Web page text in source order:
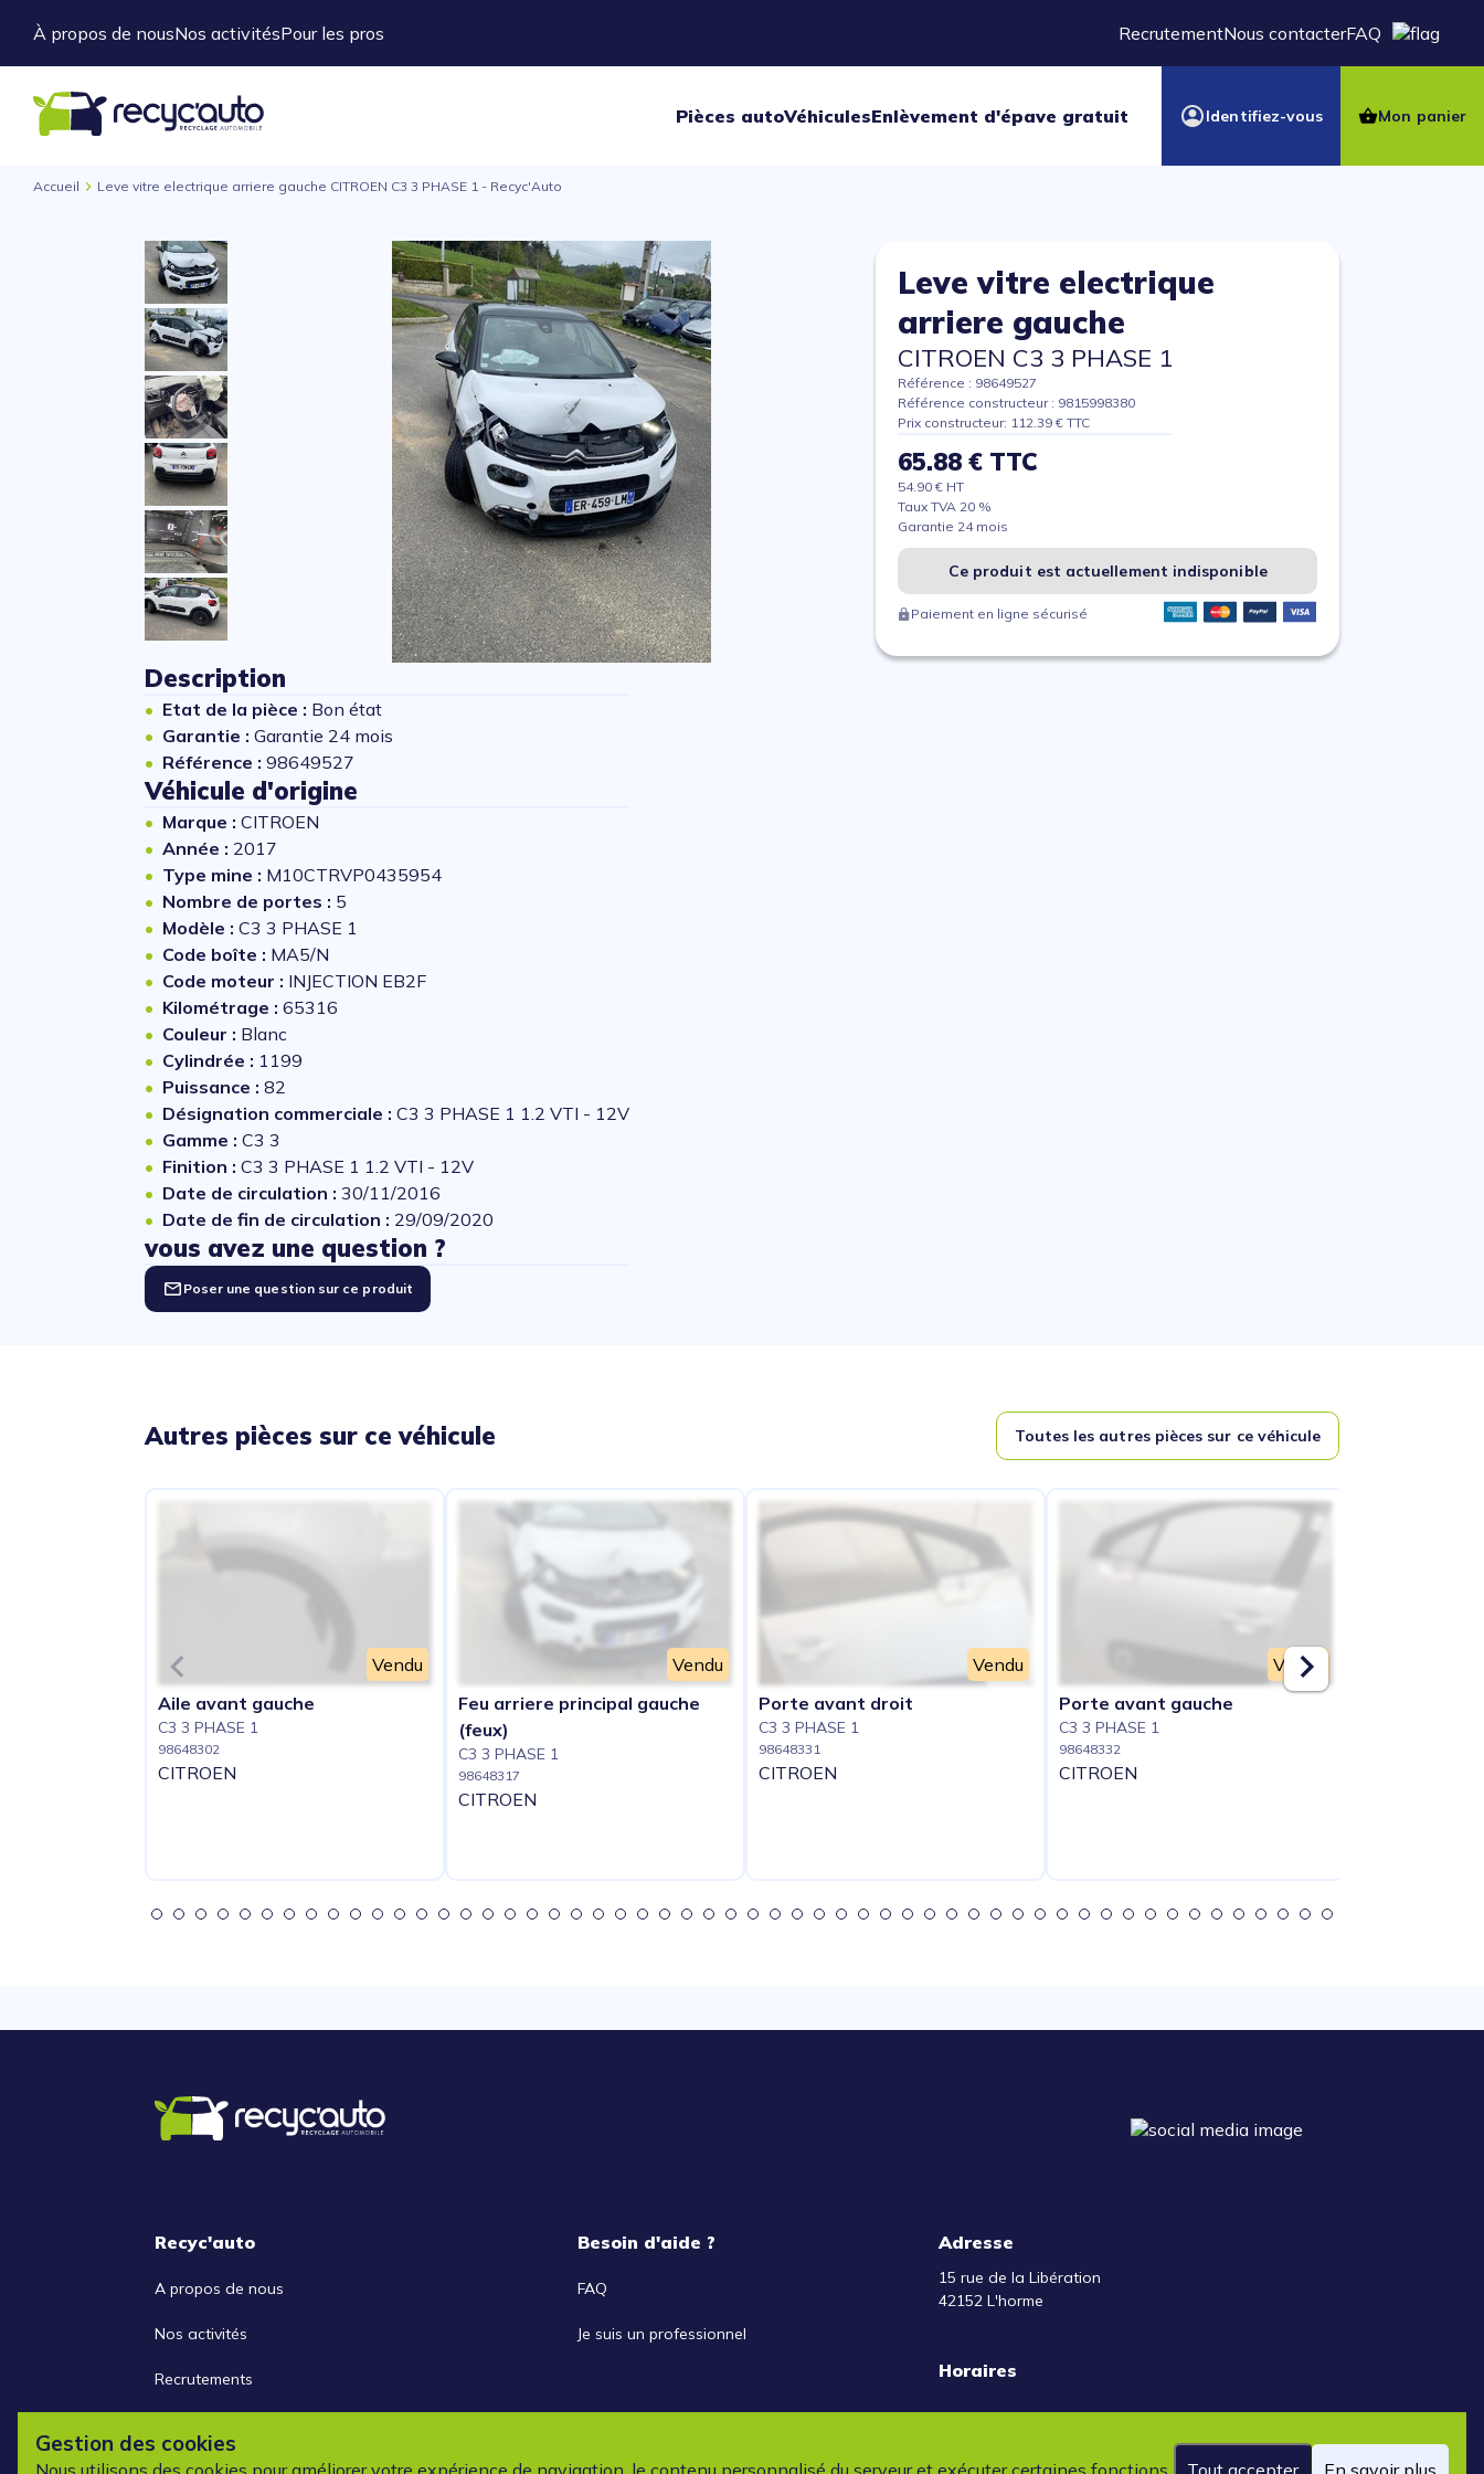
À propos de nousNos activitésPour les pros RecrutementNous contacterFAQ
Pièces autoVéhiculesEnlèvement d'épave gratuit Identifiez-vous Mon panier
Accueil Leve vitre electrique arriere gauche CITROEN C3 3 PHASE 1 - Recyc'Auto
Description
Etat de la pièce : Bon état
Garantie : Garantie 24 mois
Référence : 98649527
Véhicule d'origine
Marque : CITROEN
Année : 2017
Type mine : M10CTRVP0435954
Nombre de portes : 5
Modèle : C3 3 PHASE 1
Code boîte : MA5/N
Code moteur : INJECTION EB2F
Kilométrage : 65316
Couleur : Blanc
Cylindrée : 1199
Puissance : 82
Désignation commerciale : C3 3 PHASE 1 1.2 VTI - 12V
Gamme : C3 3
Finition : C3 3 PHASE 1 1.2 VTI - 12V
Date de circulation : 30/11/2016
Date de fin de circulation : 29/09/2020
vous avez une question ?
Poser une question sur ce produit
Leve vitre electrique
arriere gauche
CITROEN C3 3 PHASE 1
Référence : 98649527
Référence constructeur : 9815998380
Prix constructeur: 112.39 € TTC
65.88 € TTC
54.90 € HT
Taux TVA 20 %
Garantie 24 mois
Ce produit est actuellement indisponible
Paiement en ligne sécurisé
Autres pièces sur ce véhicule Toutes les autres pièces sur ce véhicule
Vendu
Aile avant gauche
C3 3 PHASE 1
98648302
CITROEN
Vendu
Feu arriere principal gauche
(feux)
C3 3 PHASE 1
98648317
CITROEN
Vendu
Porte avant droit
C3 3 PHASE 1
98648331
CITROEN
Vendu
Porte avant gauche
C3 3 PHASE 1
98648332
CITROEN
Recyc'auto
A propos de nous
Nos activités
Recrutements
Besoin d'aide ?
FAQ
Je suis un professionnel
Adresse
15 rue de la Libération
42152 L'horme
Horaires
Gestion des cookies
Nous utilisons des cookies pour améliorer votre expérience de navigation, le contenu personnalisé du serveur et exécuter certaines fonctions Tout accepter En savoir plus